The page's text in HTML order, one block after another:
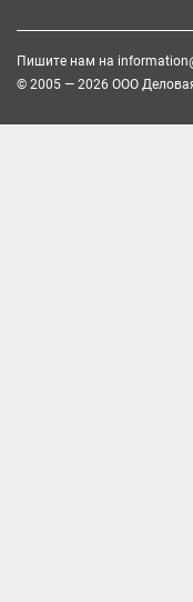
Пишите нам на
© 2005 — 2026 ООО Деловая